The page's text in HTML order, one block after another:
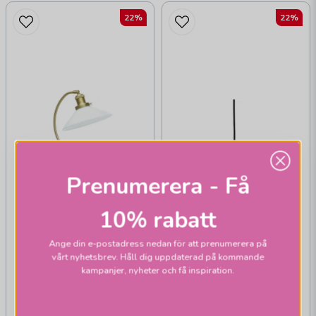
22% 22%
Prenumerera - Få
10% rabatt
Ange din e-postadress nedan för att prenumerera på
vårt nyhetsbrev. Håll dig uppdaterad på kommande
kampanjer, nyheter och få inspiration.